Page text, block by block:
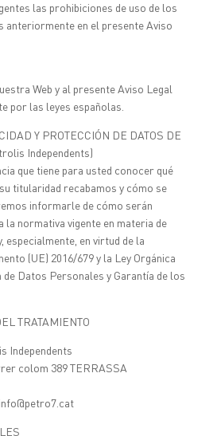
las prohibiciones de uso de los
anteriormente en el presente Aviso
Web y al presente Aviso Legal
por las leyes españolas.
Y PROTECCIÓN DE DATOS DE
Independents)
que tiene para usted conocer qué
titularidad recabamos y cómo se
informarle de cómo serán
la normativa vigente en materia de
especialmente, en virtud de la
(UE) 2016/679 y la Ley Orgánica
Datos Personales y Garantía de los
TRATAMIENTO
Independents
colom 389 TERRASSA